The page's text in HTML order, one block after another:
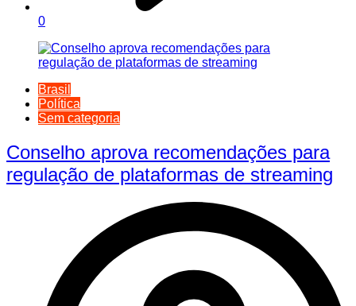
0
Brasil
Política
Sem categoria
Conselho aprova recomendações para
regulação de plataformas de streaming